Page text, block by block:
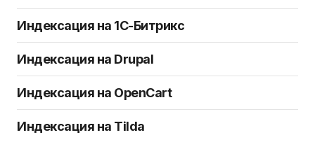
Индексация на 1C-Битрикс
Индексация на Drupal
Индексация на OpenCart
Индексация на Tilda